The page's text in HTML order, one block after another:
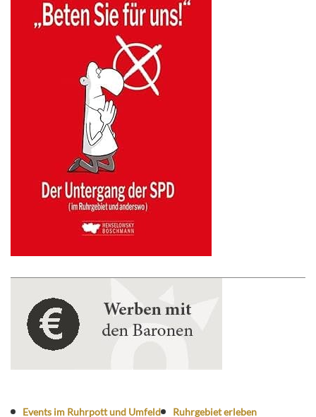
Events im Ruhrpott und Umfeld Ruhrgebiet erleben